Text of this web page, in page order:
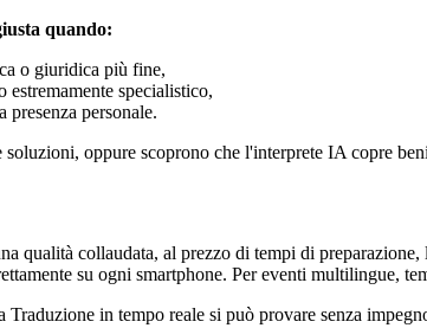
quando:
o giuridica più fine,
specialistico,
presenza personale.
oppure scoprono che l'interprete IA copre
qualità collaudata, al prezzo di tempi di
su ogni smartphone. Per eventi multilingue,
Traduzione in tempo reale si può provare senza